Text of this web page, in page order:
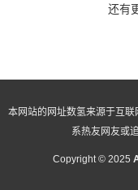
还有
本网站的网址数氢来源于互
系热友网友或
Copyright © 2025